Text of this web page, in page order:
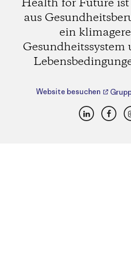
Health for Future
aus
ein
Gesundheitssystem
Website besuchen
LinkedIn